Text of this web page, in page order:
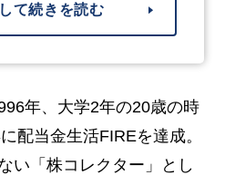
て続きを読む
年、大学2年の20歳の時
配当金生活FIREを達成。
い「株コレクター」とし